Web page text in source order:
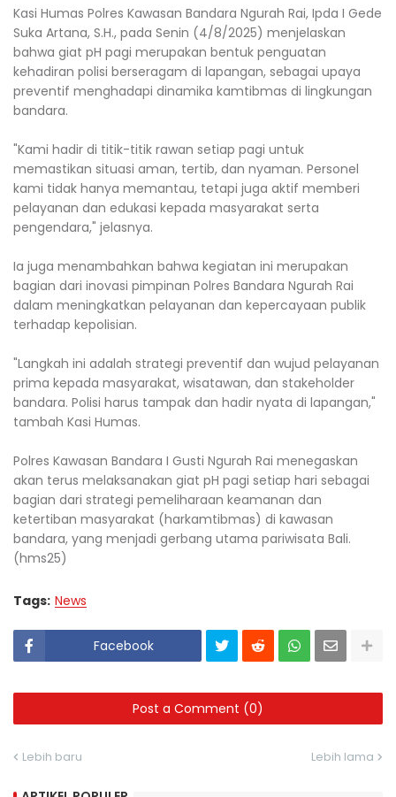
Kasi Humas Polres Kawasan Bandara Ngurah Rai, Ipda I Gede
Suka Artana, S.H., pada Senin (4/8/2025) menjelaskan
bahwa giat pH pagi merupakan bentuk penguatan
kehadiran polisi berseragam di lapangan, sebagai upaya
preventif menghadapi dinamika kamtibmas di lingkungan
bandara.
"Kami hadir di titik-titik rawan setiap pagi untuk
memastikan situasi aman, tertib, dan nyaman. Personel
kami tidak hanya memantau, tetapi juga aktif memberi
pelayanan dan edukasi kepada masyarakat serta
pengendara," jelasnya.
Ia juga menambahkan bahwa kegiatan ini merupakan
bagian dari inovasi pimpinan Polres Bandara Ngurah Rai
dalam meningkatkan pelayanan dan kepercayaan publik
terhadap kepolisian.
"Langkah ini adalah strategi preventif dan wujud pelayanan
prima kepada masyarakat, wisatawan, dan stakeholder
bandara. Polisi harus tampak dan hadir nyata di lapangan,"
tambah Kasi Humas.
Polres Kawasan Bandara I Gusti Ngurah Rai menegaskan
akan terus melaksanakan giat pH pagi setiap hari sebagai
bagian dari strategi pemeliharaan keamanan dan
ketertiban masyarakat (harkamtibmas) di kawasan
bandara, yang menjadi gerbang utama pariwisata Bali.
(hms25)
Tags: News
Facebook
Post a Comment (0)
Lebih baru Lebih lama